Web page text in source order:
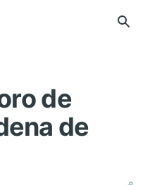
de
de